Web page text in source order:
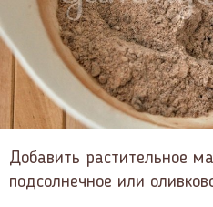
Добавить растительное
подсолнечное или